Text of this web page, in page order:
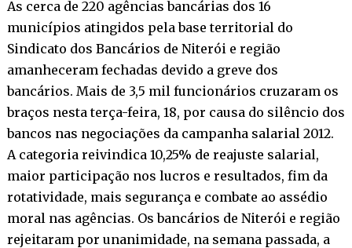
As cerca de 220 agências bancárias dos 16
municípios atingidos pela base territorial do
Sindicato dos Bancários de Niterói e região
amanheceram fechadas devido a greve dos
bancários. Mais de 3,5 mil funcionários cruzaram os
braços nesta terça-feira, 18, por causa do silêncio dos
bancos nas negociações da campanha salarial 2012.
A categoria reivindica 10,25% de reajuste salarial,
maior participação nos lucros e resultados, fim da
rotatividade, mais segurança e combate ao assédio
moral nas agências. Os bancários de Niterói e região
rejeitaram por unanimidade, na semana passada, a